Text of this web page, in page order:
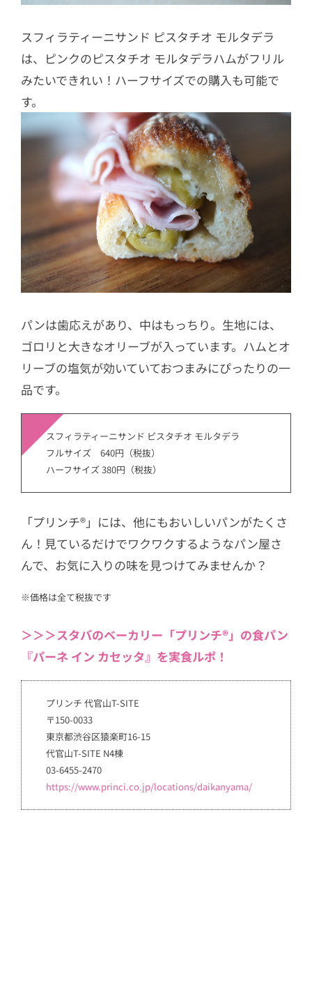
スフィラティーニサンド ピスタチオ モルタデラ
は、ピンクのピスタチオ モルタデラハムがフリル
みたいできれい！ハーフサイズでの購入も可能で
す。
パンは歯応えがあり、中はもっちり。生地には、
ゴロリと大きなオリーブが入っています。ハムとオ
リーブの塩気が効いていておつまみにぴったりの一
品です。
スフィラティーニサンド ピスタチオ モルタデラ
フルサイズ 640円（税抜）
ハーフサイズ 380円（税抜）
「プリンチ®︎」には、他にもおいしいパンがたくさ
ん！見ているだけでワクワクするようなパン屋さ
んで、お気に入りの味を見つけてみませんか？
※価格は全て税抜です
＞＞＞スタバのベーカリー「プリンチ®︎」の食パン
『パーネ イン カセッタ』を実食ルポ！
プリンチ 代官山T-SITE
〒150-0033
東京都渋谷区猿楽町16-15
代官山T-SITE N4棟
03-6455-2470
https://www.princi.co.jp/locations/daikanyama/